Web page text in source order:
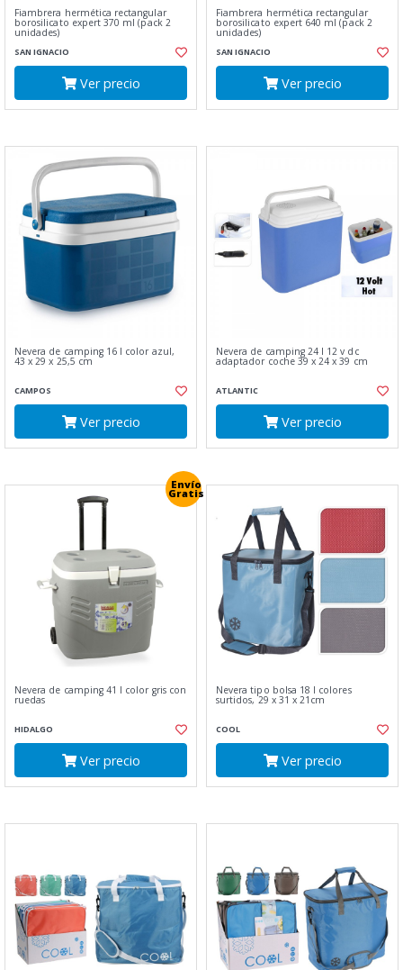
Fiambrera hermética rectangular
borosilicato expert 370 ml (pack 2
unidades)
SAN IGNACIO
Ver precio
Fiambrera hermética rectangular
borosilicato expert 640 ml (pack 2
unidades)
SAN IGNACIO
Ver precio
Nevera de camping 16 l color azul,
43 x 29 x 25,5 cm
CAMPOS
Ver precio
Nevera de camping 24 l 12 v dc
adaptador coche 39 x 24 x 39 cm
ATLANTIC
Ver precio
Envío
Gratis
Nevera de camping 41 l color gris con
ruedas
HIDALGO
Ver precio
Nevera tipo bolsa 18 l colores
surtidos, 29 x 31 x 21cm
COOL
Ver precio